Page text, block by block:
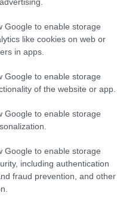
Google to enable storage
like cookies on web or
in apps.
Google to enable storage
of the website or app.
Google to enable storage
Google to enable storage
including authentication
fraud prevention, and other
για το προϊόν: